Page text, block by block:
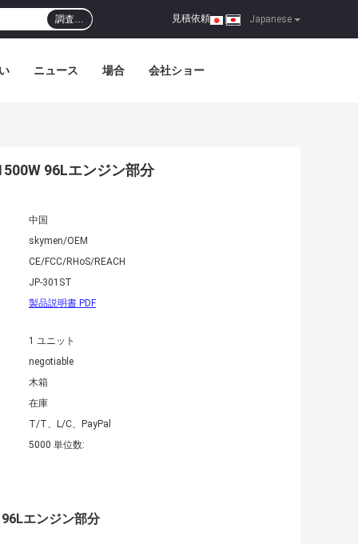
Japanese
見積依頼 |
調査…
ニュース 場合 会社ショー
96Lエンジン部分
中国
skymen/OEM
CE/FCC/RHoS/REACH
JP-301ST
製品説明書 PDF
1 ユニット
negotiable
木箱
在庫
T/T、L/C、PayPal
5000 単位数:
エンジン部分